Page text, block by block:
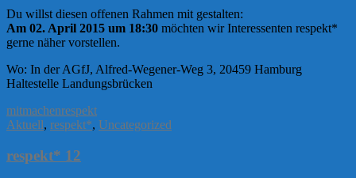
Du willst diesen offenen Rahmen mit gestalten:
Am 02. April 2015 um 18:30 möchten wir Interessenten respekt*
gerne näher vorstellen.
Wo: In der AGfJ, Alfred-Wegener-Weg 3, 20459 Hamburg
Haltestelle Landungsbrücken
mitmachenrespekt
Aktuell, respekt*, Uncategorized
respekt* 12